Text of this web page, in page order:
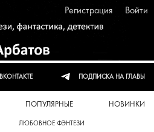
Регистрация Войти
ВКОНТАКТЕ ПОДПИСКА НА ГЛАВЫ
ПОПУЛЯРНЫЕ НОВИНКИ
ЛЮБОВНОЕ ФЭНТЕЗИ